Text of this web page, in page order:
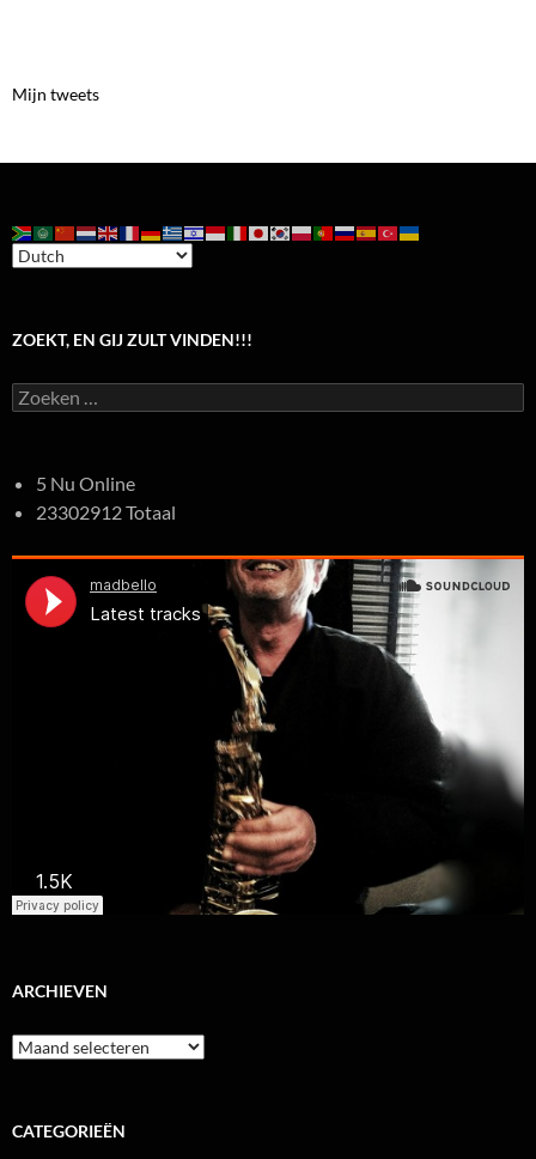
Mijn tweets
ZOEKT, EN GIJ ZULT VINDEN!!!
Zoeken
naar:
5 Nu Online
23302912 Totaal
ARCHIEVEN
Archieven
CATEGORIEËN